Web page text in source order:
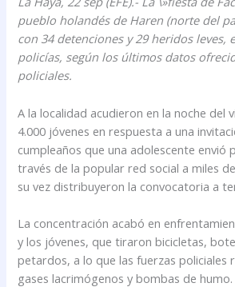
pueblo holandés de Haren (norte del
con 34 detenciones y 29 heridos leves,
policías, según los últimos datos
policiales.
A la localidad acudieron en la noche del
4.000 jóvenes en respuesta a una
cumpleaños que una adolescente envió
través de la popular red social a miles
su vez distribuyeron la convocatoria a
La concentración acabó en
y los jóvenes, que tiraron bicicletas,
petardos, a lo que las fuerzas policiales
gases lacrimógenos y bombas de humo.